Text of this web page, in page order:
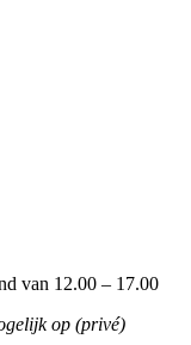
van 12.00 – 17.00
op (privé)